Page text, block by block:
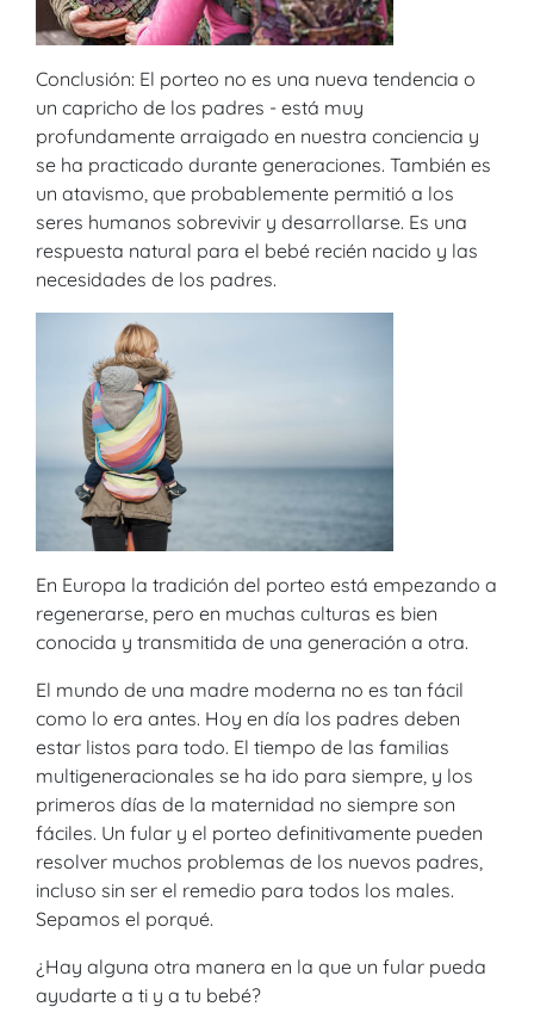
Conclusión: El porteo no es una nueva tendencia o
un capricho de los padres - está muy
profundamente arraigado en nuestra conciencia y
se ha practicado durante generaciones. También es
un atavismo, que probablemente permitió a los
seres humanos sobrevivir y desarrollarse. Es una
respuesta natural para el bebé recién nacido y las
necesidades de los padres.
En Europa la tradición del porteo está empezando a
regenerarse, pero en muchas culturas es bien
conocida y transmitida de una generación a otra.
El mundo de una madre moderna no es tan fácil
como lo era antes. Hoy en día los padres deben
estar listos para todo. El tiempo de las familias
multigeneracionales se ha ido para siempre, y los
primeros días de la maternidad no siempre son
fáciles. Un fular y el porteo definitivamente pueden
resolver muchos problemas de los nuevos padres,
incluso sin ser el remedio para todos los males.
Sepamos el porqué.
¿Hay alguna otra manera en la que un fular pueda
ayudarte a ti y a tu bebé?